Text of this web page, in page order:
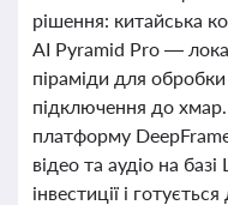
рішення: китайська
AI Pyramid Pro —
піраміди для
підключення до
платформу
відео та аудіо на
інвестиції і